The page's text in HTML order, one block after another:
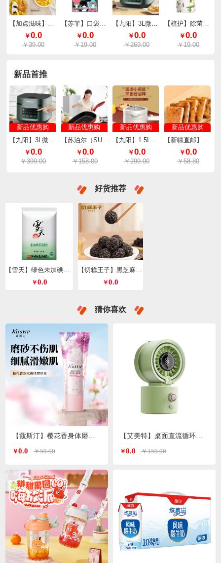
【加点滋味】泰式厚椰咖喱65g*2袋
￥0.0
￥39.00
【苏菲】口袋魔法零味感超薄棉柔日用240mm*10片/包
￥0.0
￥19.00
【九阳】3L微压快煮电饭煲F30FZ-F636
￥0.0
￥269.00
【植护】除菌除螨香氛洗衣液（樱花香型）
￥0.0
￥19.00
新品首推
新品优惠购
￥0.0
￥399.00
新品优惠购
【苏泊尔（SUPOR）】平底锅不粘锅煎锅26cm PJ26V1
￥0.0
￥158.00
新品优惠购
￥0.0
￥299.00
新品优惠购
￥0.0
￥58.80
好货推荐
￥0.0 ￥0.0
猜你喜欢
￥0.0 ￥59.00 ￥0.0 ￥159.00